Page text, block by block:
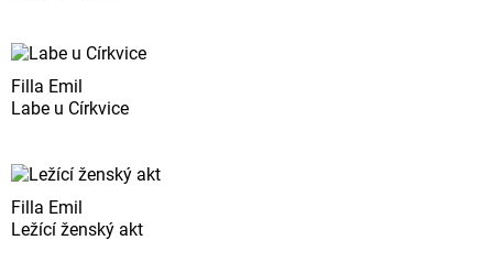
Filla Emil
Labe u Církvice
Filla Emil
Ležící ženský akt